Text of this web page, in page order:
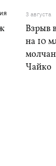
3 августа
Взрыв
на 10
Чайко